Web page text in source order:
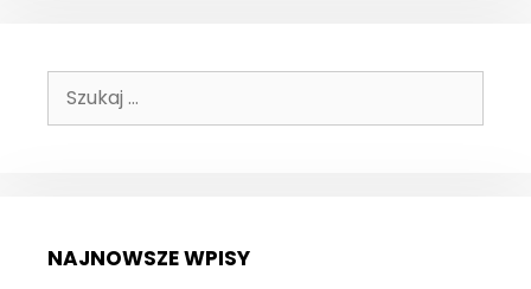
Szukaj:
NAJNOWSZE WPISY